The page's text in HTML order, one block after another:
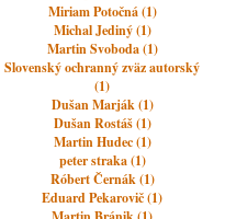
Miriam Potočná (1)
Michal Jediný (1)
Martin Svoboda (1)
Slovenský ochranný zväz autorský
(1)
Dušan Marják (1)
Dušan Rostáš (1)
Martin Hudec (1)
peter straka (1)
Róbert Černák (1)
Eduard Pekarovič (1)